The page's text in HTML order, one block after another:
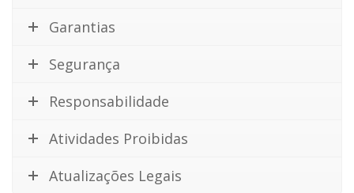
Garantias
Segurança
Responsabilidade
Atividades Proibidas
Atualizações Legais